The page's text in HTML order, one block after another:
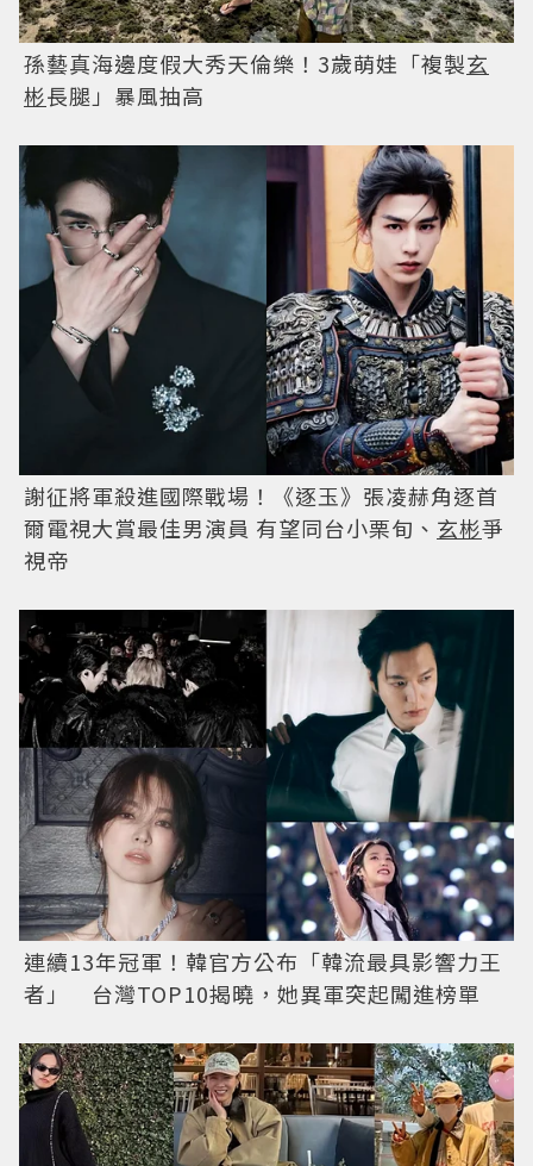
孫藝真海邊度假大秀天倫樂！3歲萌娃「複製玄
彬長腿」暴風抽高
謝征將軍殺進國際戰場！《逐玉》張凌赫角逐首
爾電視大賞最佳男演員 有望同台小栗旬、 玄彬爭
視帝
連續13年冠軍！韓官方公布「韓流最具影響力王
者」 台灣TOP10揭曉，她異軍突起闖進榜單